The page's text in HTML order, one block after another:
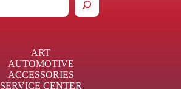
ART
AUTOMOTIVE
ACCESSORIES
SERVICE CENTER